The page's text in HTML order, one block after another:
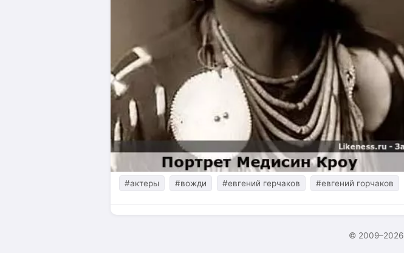
#актеры #вожди #евгений герчаков #евгений горчаков
© 2009–2026